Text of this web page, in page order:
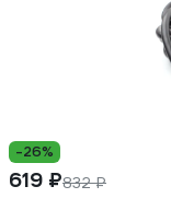
-26%
619 ₽832 ₽